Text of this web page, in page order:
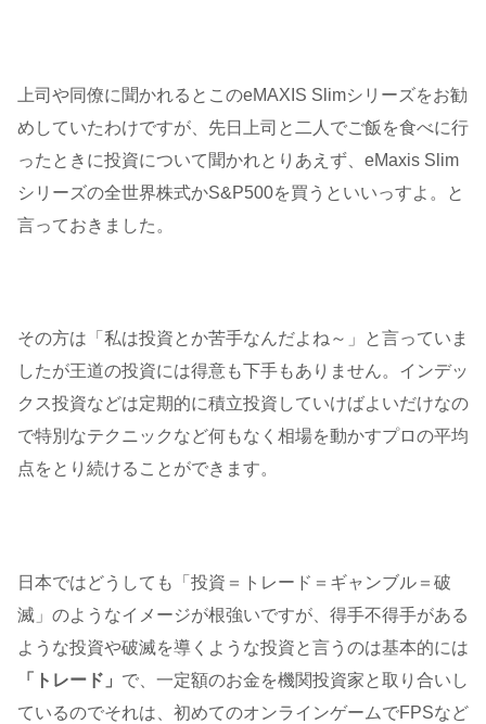
上司や同僚に聞かれるとこのeMAXIS Slimシリーズをお勧
めしていたわけですが、先日上司と二人でご飯を食べに行
ったときに投資について聞かれとりあえず、eMaxis Slim
シリーズの全世界株式かS&P500を買うといいっすよ。と
言っておきました。
その方は「私は投資とか苦手なんだよね～」と言っていま
したが王道の投資には得意も下手もありません。インデッ
クス投資などは定期的に積立投資していけばよいだけなの
で特別なテクニックなど何もなく相場を動かすプロの平均
点をとり続けることができます。
日本ではどうしても「投資＝トレード＝ギャンブル＝破
滅」のようなイメージが根強いですが、得手不得手がある
ような投資や破滅を導くような投資と言うのは基本的には
「トレード」 で、一定額のお金を機関投資家と取り合いし
ているのでそれは、初めてのオンラインゲームでFPSなど